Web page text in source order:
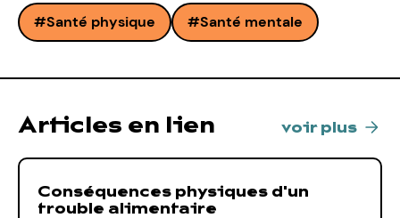
Santé physique Santé mentale
Articles en lien voir plus
Conséquences physiques d'un
trouble alimentaire